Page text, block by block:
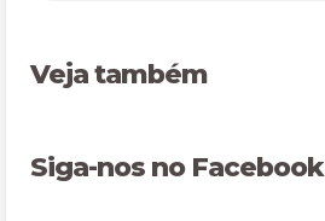
Veja também
Siga-nos no Facebook